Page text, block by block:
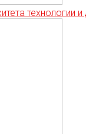
технологии и